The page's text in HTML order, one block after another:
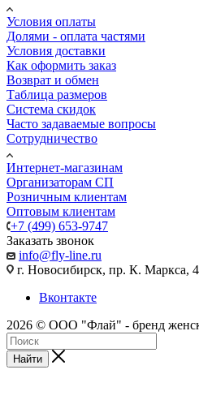
Условия оплаты
Долями - оплата частями
Условия доставки
Как оформить заказ
Возврат и обмен
Таблица размеров
Система скидок
Часто задаваемые вопросы
Сотрудничество
Интернет-магазинам
Организаторам СП
Розничным клиентам
Оптовым клиентам
+7 (499) 653-9747
Заказать звонок
info@fly-line.ru
г. Новосибирск, пр. К. Маркса,
Вконтакте
2026 © ООО "Флай" - бренд
Найти